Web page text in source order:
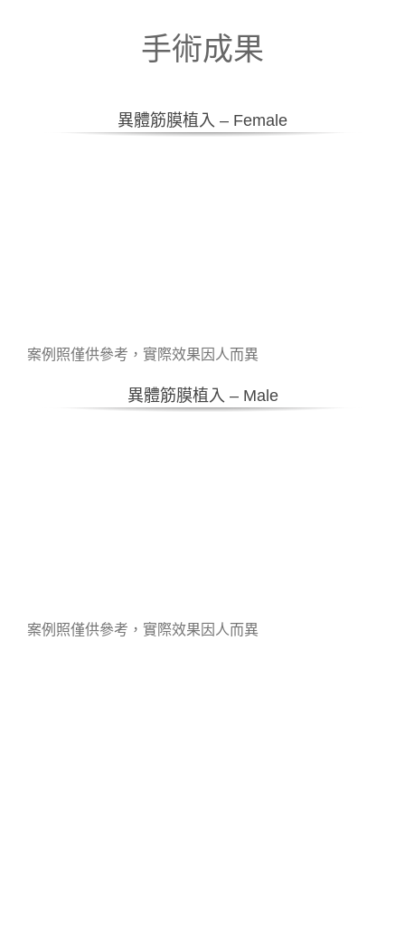
手術成果
異體筋膜植入 – Female
案例照僅供參考，實際效果因人而異
異體筋膜植入 – Male
案例照僅供參考，實際效果因人而異